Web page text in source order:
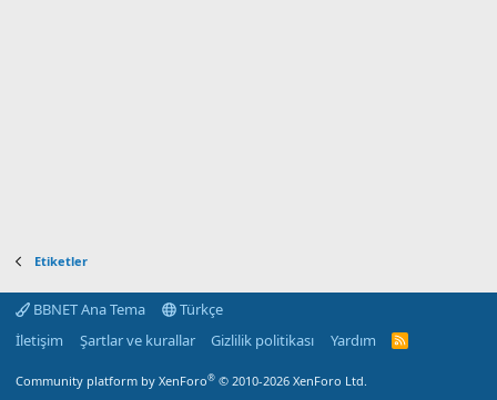
Etiketler
BBNET Ana Tema
Türkçe
İletişim
Şartlar ve kurallar Gizlilik politikası Yardım
R
Community platform by XenForo® © 2010-2026 XenForo Ltd.